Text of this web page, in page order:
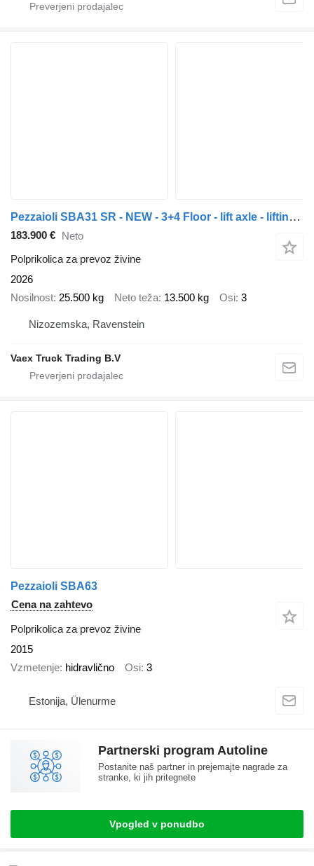
Pezzaioli SBA31 SR - NEW - 3+4 Floor - lift axle - lifting roof - hydrauli
183.900 € Neto
Polprikolica za prevoz živine
2026
Nosilnost 25.500 kg Neto teža 13.500 kg Osi 3
Nizozemska, Ravenstein
Vaex Truck Trading B.V
Pezzaioli SBA63
Cena na zahtevo
Polprikolica za prevoz živine
2015
Vzmetenje hidravlično Osi 3
Estonija, Ülenurme
Partnerski program Autoline
Postanite naš partner in prejemajte nagrade za
stranke, ki jih pritegnete
Vpogled v ponudbo